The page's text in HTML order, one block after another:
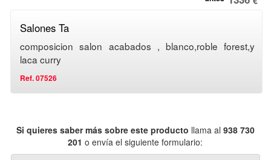
Salones Ta
composicion salon acabados , blanco,roble forest,y
laca curry
Ref. 07526
Si quieres saber más sobre este producto llama al 938 730
201o envía el siguiente formulario: